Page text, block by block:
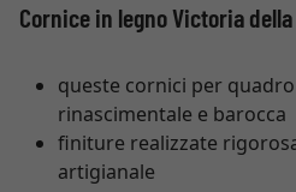
Cornice in legno Victoria
queste cornici per
rinascimentale e barocca
finiture realizzate
artigianale